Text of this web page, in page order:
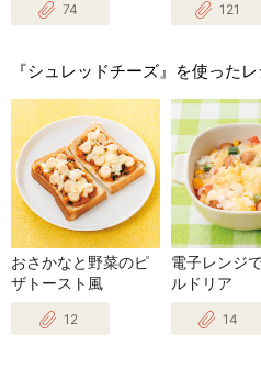
74 121
『シュレッドチーズ』を使った
おさかなと野菜のピ
ザトースト風
12
電子レンジ
ルドリア
14